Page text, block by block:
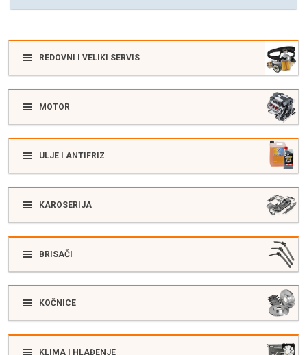
REDOVNI I VELIKI SERVIS
MOTOR
ULJE I ANTIFRIZ
KAROSERIJA
BRISAČI
KOČNICE
KLIMA I HLAĐENJE